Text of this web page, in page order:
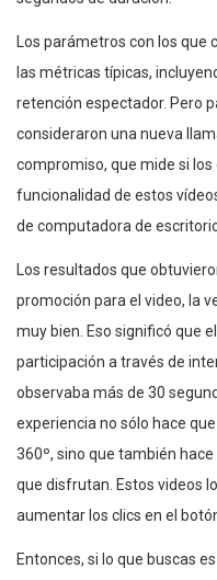
Los parámetros con los que
las métricas típicas,
retención espectador. Pero
consideraron una nueva
compromiso, que mide si
funcionalidad de estos
de computadora de
Los resultados que
promoción para el video, la
muy bien. Eso significó que
participación a través de
observaba más de 30
experiencia no sólo hace
360º, sino que también
que disfrutan. Estos videos
aumentar los clics en el
Entonces, si lo que buscas